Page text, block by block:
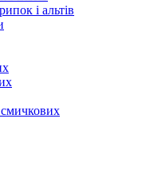
і альтів